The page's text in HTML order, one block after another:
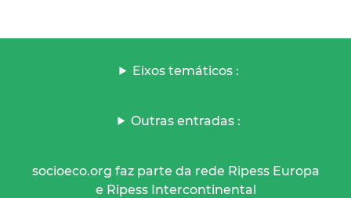
Eixos temáticos :
Outras entradas :
socioeco.org faz parte da rede Ripess Europa
e Ripess Intercontinental